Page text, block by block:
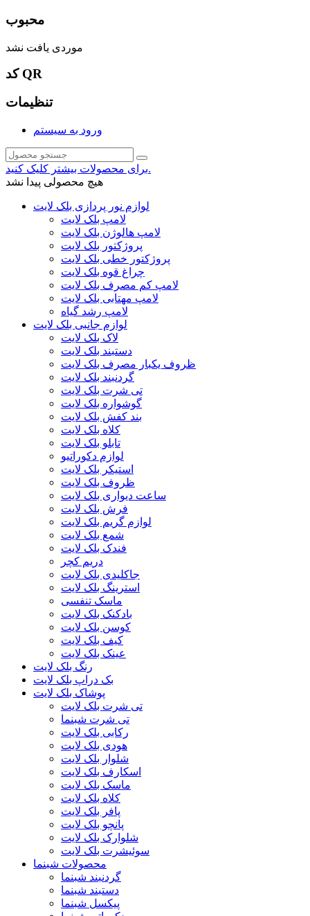
محبوب
موردی یافت نشد
کد QR
تنظیمات
ورود به سیستم
برای محصولات بیشتر کلیک کنید.
هیچ محصولی پیدا نشد
لوازم نور پردازی بلک لایت
لامپ بلک لایت
لامپ هالوژن بلک لایت
پروژکتور بلک لایت
پروژکتور خطی بلک لایت
چراغ قوه بلک لایت
لامپ کم مصرف بلک لایت
لامپ مهتابی بلک لایت
لامپ رشد گیاه
لوازم جانبی بلک لایت
لاک بلک لایت
دستبند بلک لایت
ظروف یکبار مصرف بلک لایت
گردنبند بلک لایت
تی شرت بلک لایت
گوشواره بلک لایت
بند کفش بلک لایت
کلاه بلک لایت
تابلو بلک لایت
لوازم دکوراتیو
استیکر بلک لایت
ظروف بلک لایت
ساعت دیواری بلک لایت
فرش بلک لایت
لوازم گریم بلک لایت
شمع بلک لایت
فندک بلک لایت
دریم کچر
جاکلیدی بلک لایت
استرینگ بلک لایت
ماسک تنفسی
بادکنک بلک لایت
کوسن بلک لایت
کیف بلک لایت
عینک بلک لایت
رنگ بلک لایت
بک دراپ بلک لایت
پوشاک بلک لایت
تی شرت بلک لایت
تی شرت شبنما
رکابی بلک لایت
هودی بلک لایت
شلوار بلک لایت
اسکارف بلک لایت
ماسک بلک لایت
کلاه بلک لایت
پافر بلک لایت
پانچو بلک لایت
شلوارک بلک لایت
سوئیشرت بلک لایت
محصولات شبنما
گردنبند شبنما
دستبند شبنما
پیکسل شبنما